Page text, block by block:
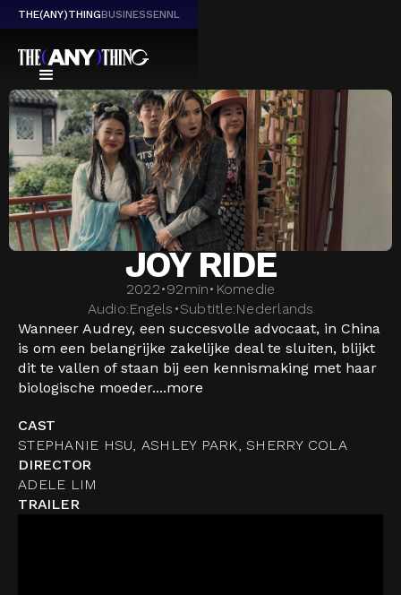
THE(ANY)THINGBUSINESSENNL
JOY RIDE
2022•92min• Komedie
Audio:Engels •Subtitle:Nederlands
Wanneer Audrey, een succesvolle advocaat, in China
is om een belangrijke zakelijke deal te sluiten, blijkt
dit te vallen of staan bij een kennismaking met haar
biologische moeder....more
CAST
STEPHANIE HSU, ASHLEY PARK, SHERRY COLA
DIRECTOR
ADELE LIM
TRAILER